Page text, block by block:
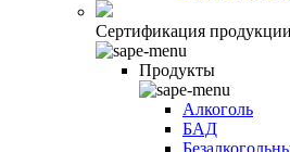
Сертификация продукции
Продукты
Алкоголь
БАД